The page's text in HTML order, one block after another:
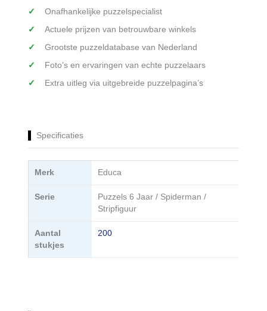
Onafhankelijke puzzelspecialist
Actuele prijzen van betrouwbare winkels
Grootste puzzeldatabase van Nederland
Foto’s en ervaringen van echte puzzelaars
Extra uitleg via uitgebreide puzzelpagina’s
Specificaties
Merk Educa
Serie
Puzzels 6 Jaar / Spiderman /
Stripfiguur
Aantal
stukjes
200